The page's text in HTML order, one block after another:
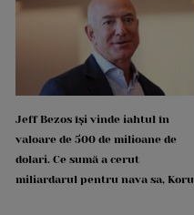
Jeff Bezos își vinde iahtul în
valoare de 500 de milioane de
dolari. Ce sumă a cerut
miliardarul pentru nava sa, Koru